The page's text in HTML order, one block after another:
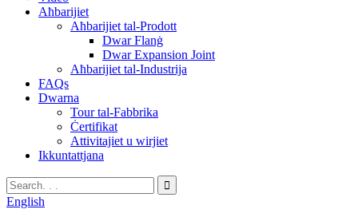
Aħbarijiet
Aħbarijiet tal-Prodott
Dwar Flanġ
Dwar Expansion Joint
Aħbarijiet tal-Industrija
FAQs
Dwarna
Tour tal-Fabbrika
Ċertifikat
Attivitajiet u wirjiet
Ikkuntattjana
English